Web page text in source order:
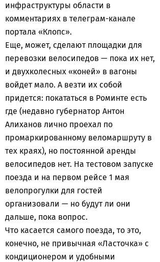
инфраструктуры области в
комментариях в телеграм-канале
портала «Клопс».
Еще, может, сделают площадки для
перевозки велосипедов — пока их нет,
и двухколесных «коней» в вагоны
войдет мало. А везти их собой
придется: покататься в Роминте есть
где (недавно губернатор Антон
Алиханов лично проехал по
промаркированному веломаршруту в
тех краях), но постоянной аренды
велосипедов нет. На тестовом запуске
поезда и на первом рейсе 1 мая
велопрогулки для гостей
организовали — но будут ли они
дальше, пока вопрос.
Что касается самого поезда, то это,
конечно, не привычная «Ласточка» с
кондиционером и удобными